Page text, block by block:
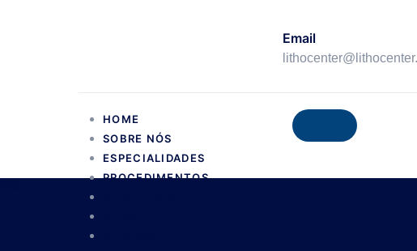
Email
HOME
SOBRE NÓS
ESPECIALIDADES
PROCEDIMENTOS